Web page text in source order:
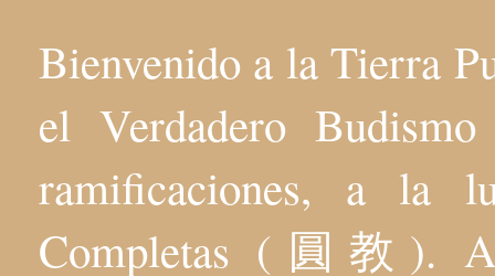
Bienvenido a la Tierra
el Verdadero
ramificaciones, a la
Completas (圓教).